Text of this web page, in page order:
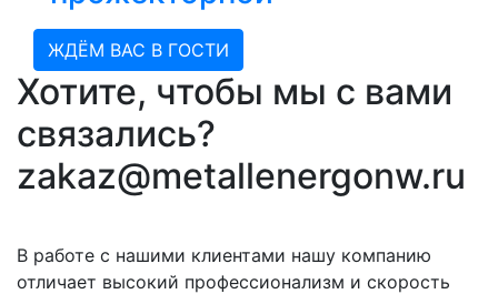
ЖДЁМ ВАС В ГОСТИ
Хотите, чтобы мы с вами
связались?
zakaz@metallenergonw.ru
В работе с нашими клиентами нашу компанию
отличает высокий профессионализм и скорость